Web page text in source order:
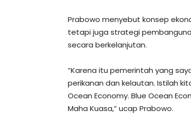
Prabowo menyebut konsep
tetapi juga strategi
secara berkelanjutan.
“Karena itu pemerintah yang
perikanan dan kelautan. Istilah
Ocean Economy. Blue Ocean
Maha Kuasa,” ucap Prabowo.